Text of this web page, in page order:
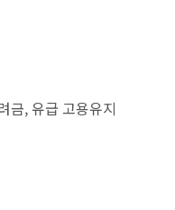
금, 유급 고용유지